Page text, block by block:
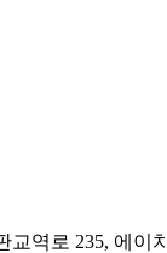
교역로 235, 에이